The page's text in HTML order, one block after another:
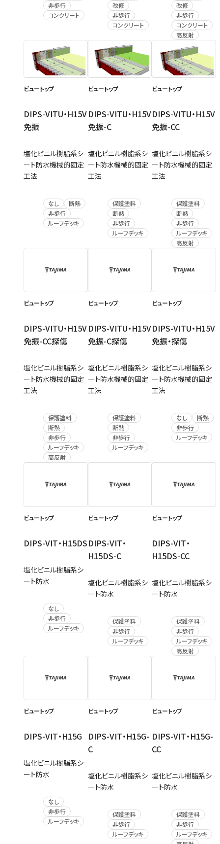
非歩行
コンクリート
改修
非歩行
コンクリート
改修
非歩行
コンクリート
高反射
ビュートップ
DIPS-VITU・H15V
免振
塩化ビニル樹脂系シ
ート防水機械的固定
工法
なし
断熱
非歩行
ルーフデッキ
ビュートップ
DIPS-VITU・H15V
免振-C
塩化ビニル樹脂系シ
ート防水機械的固定
工法
保護塗料
断熱
非歩行
ルーフデッキ
ビュートップ
DIPS-VITU・H15V
免振-CC
塩化ビニル樹脂系シ
ート防水機械的固定
工法
保護塗料
断熱
非歩行
ルーフデッキ
高反射
ビュートップ
DIPS-VITU・H15V
免振-CC探傷
塩化ビニル樹脂系シ
ート防水機械的固定
工法
保護塗料
断熱
非歩行
ルーフデッキ
高反射
ビュートップ
DIPS-VITU・H15V
免振-C探傷
塩化ビニル樹脂系シ
ート防水機械的固定
工法
保護塗料
断熱
非歩行
ルーフデッキ
ビュートップ
DIPS-VITU・H15V
免振・探傷
塩化ビニル樹脂系シ
ート防水機械的固定
工法
なし
断熱
非歩行
ルーフデッキ
ビュートップ
DIPS-VIT・H15DS
塩化ビニル樹脂系シ
ート防水
なし
非歩行
ルーフデッキ
ビュートップ
DIPS-VIT・
H15DS-C
塩化ビニル樹脂系シ
ート防水
保護塗料
非歩行
ルーフデッキ
ビュートップ
DIPS-VIT・
H15DS-CC
塩化ビニル樹脂系シ
ート防水
保護塗料
非歩行
ルーフデッキ
高反射
ビュートップ
DIPS-VIT・H15G
塩化ビニル樹脂系シ
ート防水
なし
非歩行
ルーフデッキ
ビュートップ
DIPS-VIT・H15G-
C
塩化ビニル樹脂系シ
ート防水
保護塗料
非歩行
ルーフデッキ
ビュートップ
DIPS-VIT・H15G-
CC
塩化ビニル樹脂系シ
ート防水
保護塗料
非歩行
ルーフデッキ